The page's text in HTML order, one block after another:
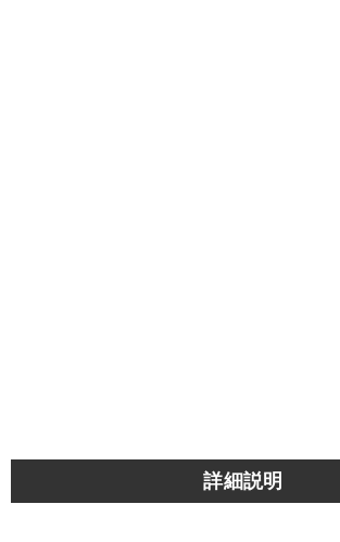
詳細説明